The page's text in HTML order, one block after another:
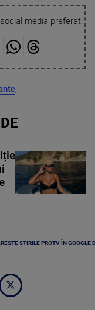
media preferat:
,
ȘTIRILE PROTV ÎN GOOGLE